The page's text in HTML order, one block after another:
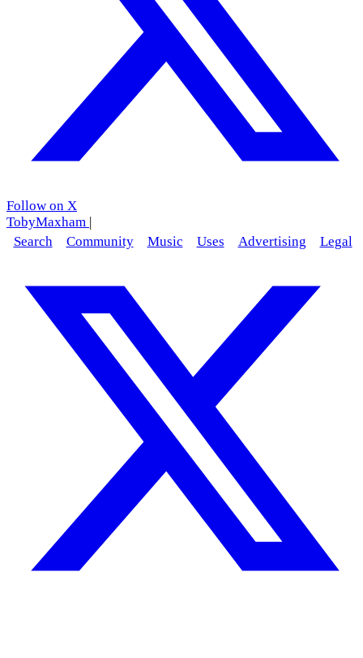
Follow on X
TobyMaxham |
Search
Community Music Uses Advertising Legal